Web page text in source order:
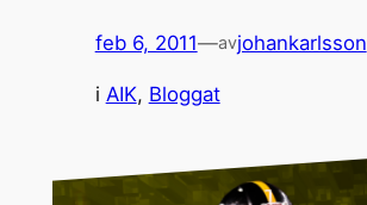
feb 6, 2011—avjohankarlsson
i AIK, Bloggat